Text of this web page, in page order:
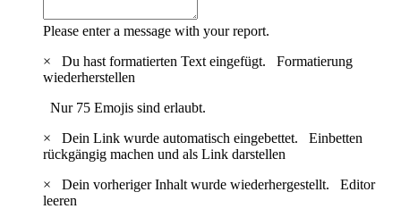
Please enter a message with your report.
×
Du hast formatierten Text eingefügt. Formatierung
wiederherstellen
Nur 75 Emojis sind erlaubt.
×
Dein Link wurde automatisch eingebettet. Einbetten
rückgängig machen und als Link darstellen
×
Dein vorheriger Inhalt wurde wiederhergestellt. Editor
leeren